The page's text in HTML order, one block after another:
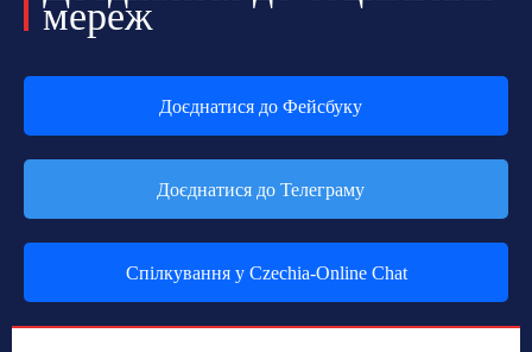
мереж
Доєднатися до Фейсбуку
Доєднатися до Телеграму
Спілкування у Czechia-Online Chat